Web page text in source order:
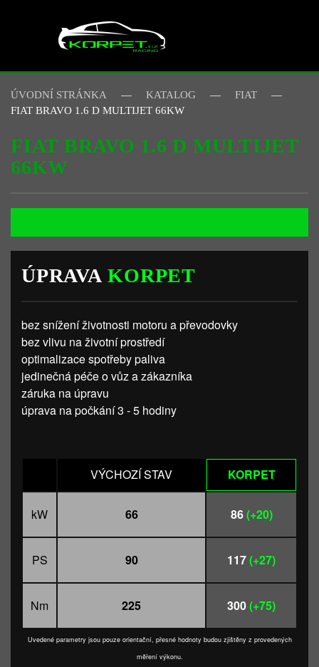
Skip to main content
ÚVODNÍ STRÁNKA KATALOG
FIAT
FIAT BRAVO 1.6 D MULTIJET 66KW
FIAT BRAVO 1.6 D MULTIJET
66KW
ÚPRAVAKORPET
bez snížení životnosti motoru a převodovky
bez vlivu na životní prostředí
optimalizace spotřeby paliva
jedinečná péče o vůz a zákazníka
záruka na úpravu
úprava na počkání 3 - 5 hodiny
VÝCHOZÍ STAV KORPET
kW 66 86(+20)
PS 90 117(+27)
Nm 225 300(+75)
Uvedené parametry jsou pouze orientační, přesné hodnoty budou zjištěny z provedených
měření výkonu.